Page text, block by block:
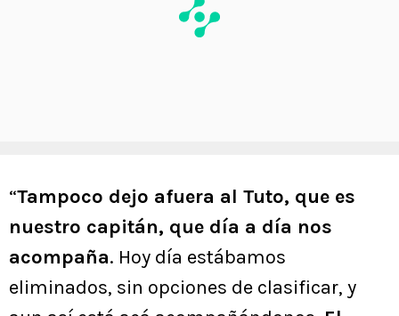
“Tampoco dejo afuera al Tuto, que es
nuestro capitán, que día a día nos
acompaña. Hoy día estábamos
eliminados, sin opciones de clasificar, y